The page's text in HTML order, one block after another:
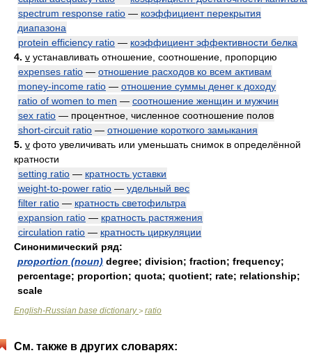
spectrum response ratio — коэффициент перекрытия
диапазона
protein efficiency ratio — коэффициент эффективности белка
4. v устанавливать отношение, соотношение, пропорцию
expenses ratio — отношение расходов ко всем активам
money-income ratio — отношение суммы денег к доходу
ratio of women to men — соотношение женщин и мужчин
sex ratio — процентное, численное соотношение полов
short-circuit ratio — отношение короткого замыкания
5. v фото увеличивать или уменьшать снимок в определённой
кратности
setting ratio — кратность уставки
weight-to-power ratio — удельный вес
filter ratio — кратность светофильтра
expansion ratio — кратность растяжения
circulation ratio — кратность циркуляции
Синонимический ряд:
proportion (noun) degree; division; fraction; frequency;
percentage; proportion; quota; quotient; rate; relationship;
scale
English-Russian base dictionary> ratio
См. также в других словарях: